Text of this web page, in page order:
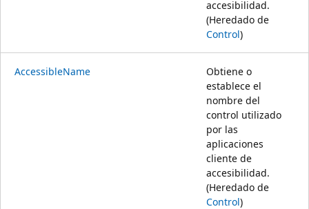
accesibilidad.
(Heredado de
Control)
AccessibleName
Obtiene o
establece el
nombre del
control utilizado
por las
aplicaciones
cliente de
accesibilidad.
(Heredado de
Control)